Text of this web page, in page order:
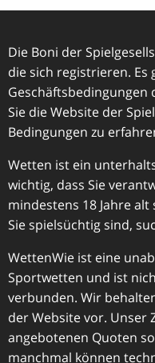
Die Boni der
die sich registrieren. Es
Geschäftsbedingungen
Sie die Website der
Bedingungen zu
Wetten ist ein
wichtig, dass Sie
mindestens 18 Jahre
Sie spielsüchtig sind,
WettenWie ist eine
Sportwetten und ist
verbunden. Wir
der Website vor. Unser
angebotenen Quoten
manchmal können